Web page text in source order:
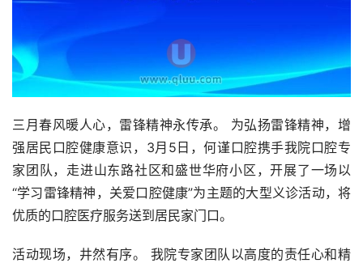
三月春风暖人心，雷锋精神永传承。 为弘扬雷锋精神，增
强居民口腔健康意识，3月5日，何谨口腔携手我院口腔专
家团队，走进山东路社区和盛世华府小区，开展了一场以
“学习雷锋精神，关爱口腔健康”为主题的大型义诊活动，将
优质的口腔医疗服务送到居民家门口。
活动现场，井然有序。 我院专家团队以高度的责任心和精